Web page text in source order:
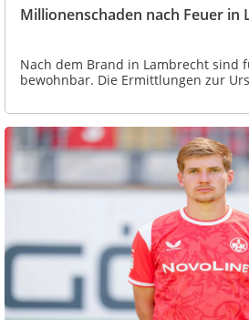
Millionenschaden nach Feuer in
Nach dem Brand in Lambrecht sind
bewohnbar. Die Ermittlungen zur